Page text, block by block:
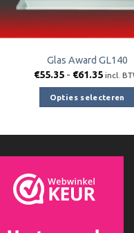
Glas Award GL140
€55.35 - €61.35
tot
€61.35
incl.
Opties selecteren
variaties.
Deze